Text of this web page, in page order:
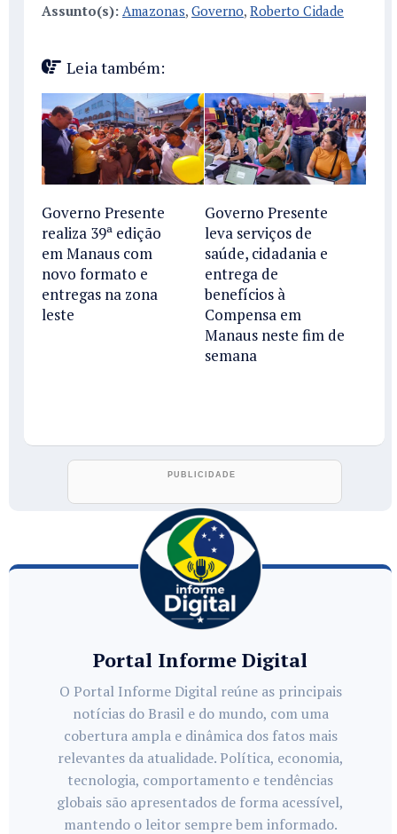
Assunto(s): Amazonas, Governo, Roberto Cidade
Leia também:
Governo Presente
realiza 39ª edição
em Manaus com
novo formato e
entregas na zona
leste
Governo Presente
leva serviços de
saúde, cidadania e
entrega de
benefícios à
Compensa em
Manaus neste fim de
semana
Portal Informe Digital
O Portal Informe Digital reúne as principais
notícias do Brasil e do mundo, com uma
cobertura ampla e dinâmica dos fatos mais
relevantes da atualidade. Política, economia,
tecnologia, comportamento e tendências
globais são apresentados de forma acessível,
mantendo o leitor sempre bem informado.